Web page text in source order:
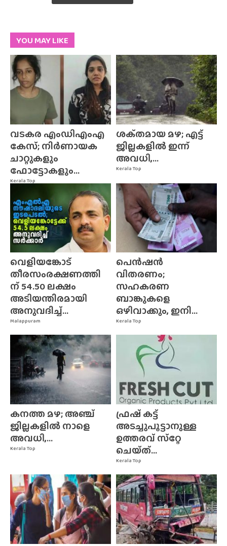
YOU MAY LIKE
Kerala Top
വടകര എംഡിഎംഎ
കേസ്; നിർണായക
ചാറ്റുകളും
ഫോട്ടോകളും...
Kerala Top
ശക്‌തമായ മഴ; എട്ട്
ജില്ലകളിൽ ഇന്ന്
അവധി,...
Malappuram
വെളിയങ്കോട്
തീരസംരക്ഷണത്തി
ന് 54.50 ലക്ഷം
അടിയന്തിരമായി
അനുവദിച്ച്...
Kerala Top
പെൻഷൻ
വിതരണം;
സഹകരണ
ബാങ്കുകളെ
ഒഴിവാക്കും, ഇനി...
Kerala Top
കനത്ത മഴ; അഞ്ച്
ജില്ലകളിൽ നാളെ
അവധി,...
Kerala Top
ഫ്രഷ് കട്ട്
അടച്ചുപൂട്ടാനുള്ള
ഉത്തരവ് സ്‌റ്റേ
ചെയ്‌ത്‌...